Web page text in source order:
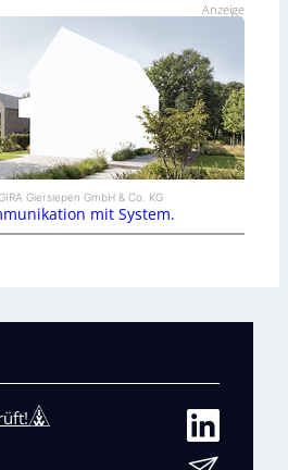
Anzeige
Giersiepen GmbH & Co. KG
mit System.